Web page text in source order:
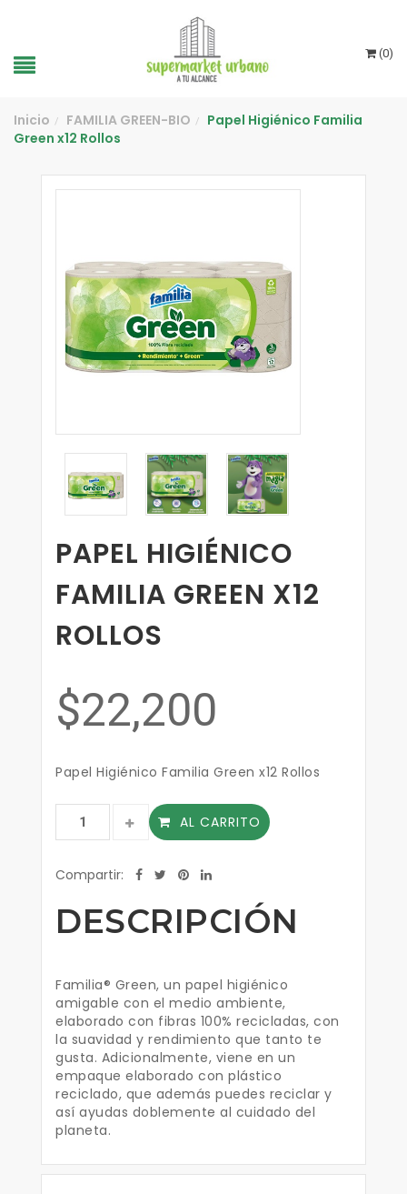
(0)
Inicio / FAMILIA GREEN-BIO /
Papel Higiénico Familia
Green x12 Rollos
PAPEL HIGIÉNICO
FAMILIA GREEN X12
ROLLOS
$22,200
Papel Higiénico Familia Green x12 Rollos
AL CARRITO
Compartir:
DESCRIPCIÓN
Familia® Green, un papel higiénico
amigable con el medio ambiente,
elaborado con fibras 100% recicladas, con
la suavidad y rendimiento que tanto te
gusta. Adicionalmente, viene en un
empaque elaborado con plástico
reciclado, que además puedes reciclar y
así ayudas doblemente al cuidado del
planeta.